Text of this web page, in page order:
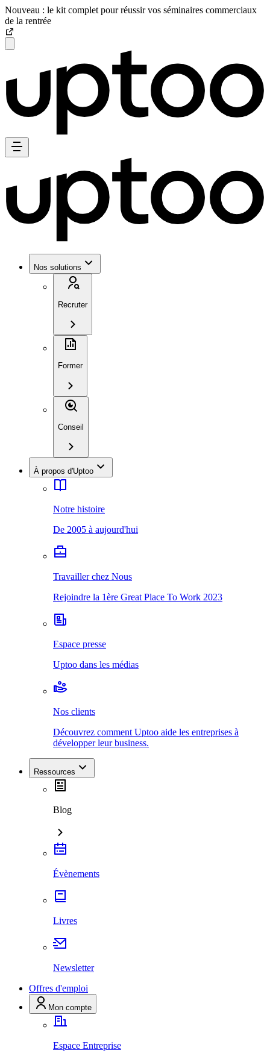
Nouveau : le kit complet pour réussir vos séminaires commerciaux
de la rentrée
Nos solutions
Recruter
Former
Conseil
À propos d'Uptoo
Notre histoire
De 2005 à aujourd'hui
Travailler chez Nous
Rejoindre la 1ère Great Place To Work 2023
Espace presse
Uptoo dans les médias
Nos clients
Découvrez comment Uptoo aide les entreprises à
développer leur business.
Ressources
Blog
Évènements
Livres
Newsletter
Offres d'emploi
Mon compte
Espace Entreprise